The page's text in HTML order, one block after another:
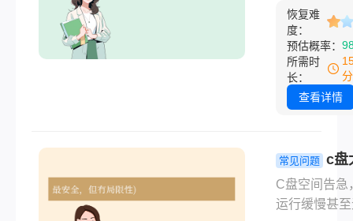
盘。那么如
空间分给c盘
文将详细介
常用的、相
的将D盘空
C盘的方法。
下！
文件，只需
Windows内
或第三方软
可安全地将
“转移”给C盘
呢？下面是
骤和注意事
恢复难
度：
预估概率：
所需时
长：
查看详情
常见问题 c盘
了怎么重新
区？2个常
C盘空间告急
运行缓慢甚